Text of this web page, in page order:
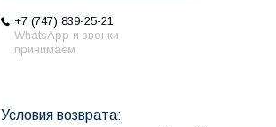
+7 (747) 839-25-21
WhatsApp и звонки
принимаем